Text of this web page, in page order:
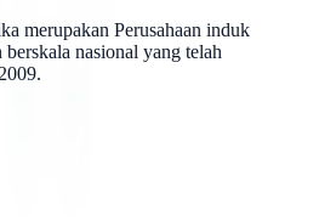
merupakan Perusahaan induk
nasional yang telah